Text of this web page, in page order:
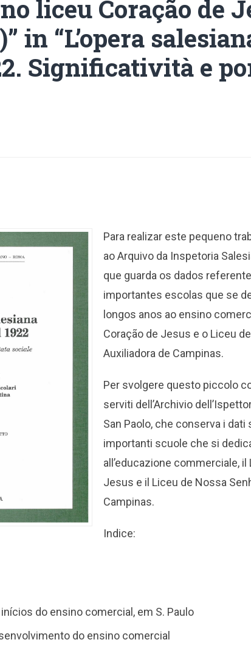
liceu Coração de
in “L’opera
Significatività e
Para realizar este pequeno
ao Arquivo da Inspetoria
que guarda os dados
importantes escolas que se
longos anos ao ensino
Coração de Jesus e o Liceu
Auxiliadora de Campinas.
Per svolgere questo piccolo
serviti dell’Archivio
San Paolo, che conserva i dati
importanti scuole che si
all’educazione commerciale, il
Jesus e il Liceu de Nossa
Campinas.
Indice:
do ensino comercial, em S. Paulo
do ensino comercial